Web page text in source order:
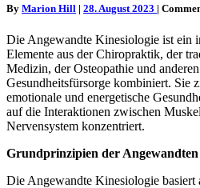
By Marion Hill | 28. August 2023 |
Die Angewandte Kinesiologie ist ein
Elemente aus der Chiropraktik, der
Medizin, der Osteopathie und
Gesundheitsfürsorge kombiniert. Sie
emotionale und energetische
auf die Interaktionen zwischen
Nervensystem konzentriert.
Grundprinzipien der Angewandten
Die Angewandte Kinesiologie basiert